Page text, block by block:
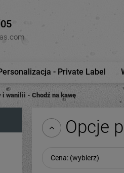
- Private Label
i wanilii - Chodź na kawę
Opcje
Cena: (wybierz)